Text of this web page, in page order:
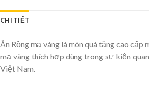
CHI TIẾT
Ấn Rồng mạ vàng là món quà tặng cao
mạ vàng thích hợp dùng trong sự kiện
Việt Nam.